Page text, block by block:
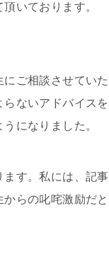
いております。
ご相談させていた
ないアドバイスを
になりました。
ます。私には、記事
らの叱咤激励だと